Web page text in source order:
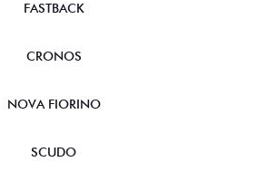
FASTBACK
CRONOS
NOVA FIORINO
SCUDO